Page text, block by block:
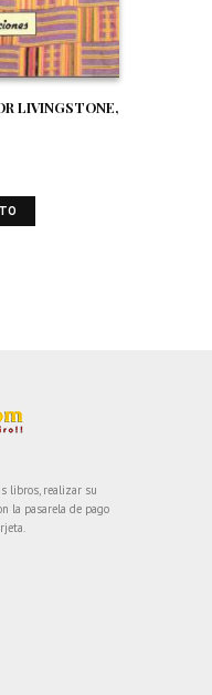
LIVINGSTONE,
libros, realizar su
la pasarela de pago